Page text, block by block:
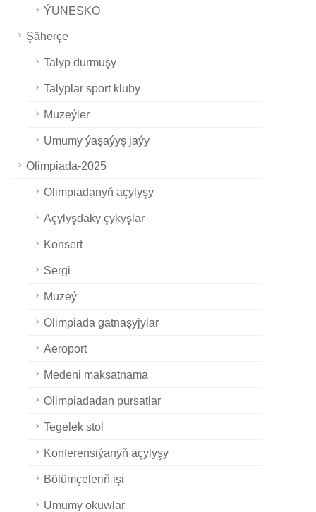
ÝUNESKO
Şäherçe
Talyp durmuşy
Talyplar sport kluby
Muzeýler
Umumy ýaşaýyş jaýy
Olimpiada-2025
Olimpiadanyň açylyşy
Açylyşdaky çykyşlar
Konsert
Sergi
Muzeý
Olimpiada gatnaşyjylar
Aeroport
Medeni maksatnama
Olimpiadadan pursatlar
Tegelek stol
Konferensiýanyň açylyşy
Bölümçeleriň işi
Umumy okuwlar